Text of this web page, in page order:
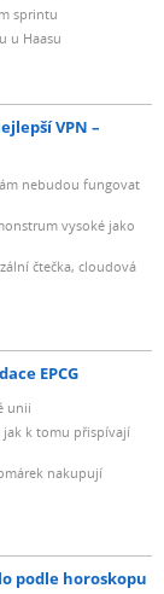
sprintu
u Haasu
VPN –
nebudou fungovat
vysoké jako
čtečka, cloudová
EPCG
unii
jak k tomu přispívají
nakupují
podle horoskopu